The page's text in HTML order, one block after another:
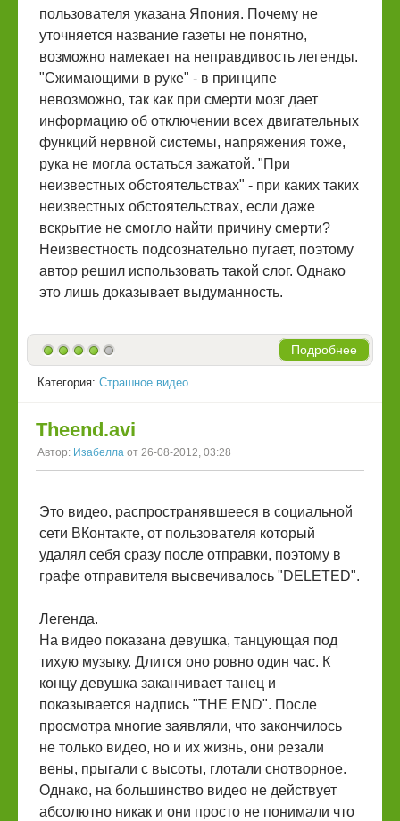
пользователя указана Япония. Почему не
уточняется название газеты не понятно,
возможно намекает на неправдивость легенды.
"Сжимающими в руке" - в принципе
невозможно, так как при смерти мозг дает
информацию об отключении всех двигательных
функций нервной системы, напряжения тоже,
рука не могла остаться зажатой. "При
неизвестных обстоятельствах" - при каких таких
неизвестных обстоятельствах, если даже
вскрытие не смогло найти причину смерти?
Неизвестность подсознательно пугает, поэтому
автор решил использовать такой слог. Однако
это лишь доказывает выдуманность.
Подробнее
Категория: Страшное видео
Theend.avi
Автор: Изабелла от 26-08-2012, 03:28
Это видео, распространявшееся в социальной
сети ВКонтакте, от пользователя который
удалял себя сразу после отправки, поэтому в
графе отправителя высвечивалось "DELETED".
Легенда.
На видео показана девушка, танцующая под
тихую музыку. Длится оно ровно один час. К
концу девушка заканчивает танец и
показывается надпись "THE END". После
просмотра многие заявляли, что закончилось
не только видео, но и их жизнь, они резали
вены, прыгали с высоты, глотали снотворное.
Однако, на большинство видео не действует
абсолютно никак и они просто не понимали что